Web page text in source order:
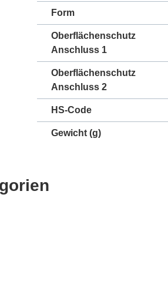
Form
Oberflächenschutz
Anschluss 1
Oberflächenschutz
Anschluss 2
HS-Code
Gewicht (g)